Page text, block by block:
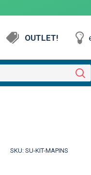
OUTLET!
SKU: SU-KIT-MAPINS